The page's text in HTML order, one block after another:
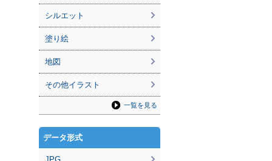
シルエット
塗り絵
地図
その他イラスト
一覧を見る
データ形式